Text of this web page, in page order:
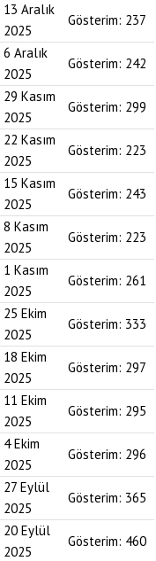
13 Aralık
2025
Gösterim: 237
6 Aralık
2025
Gösterim: 242
29 Kasım
2025
Gösterim: 299
22 Kasım
2025
Gösterim: 223
15 Kasım
2025
Gösterim: 243
8 Kasım
2025
Gösterim: 223
1 Kasım
2025
Gösterim: 261
25 Ekim
2025
Gösterim: 333
18 Ekim
2025
Gösterim: 297
11 Ekim
2025
Gösterim: 295
4 Ekim
2025
Gösterim: 296
27 Eylül
2025
Gösterim: 365
20 Eylül
2025
Gösterim: 460